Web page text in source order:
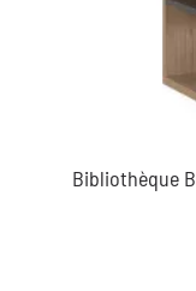
Bibliothèque